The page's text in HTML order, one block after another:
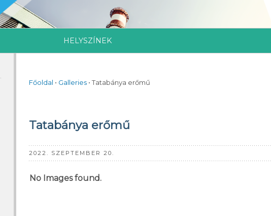
HELYSZÍNEK
Főoldal • Galleries •Tatabánya erőmű
Tatabánya erőmű
2022. SZEPTEMBER 20.
No Images found.